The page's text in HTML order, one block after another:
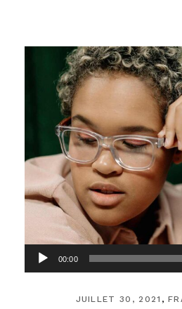
Lecteur
audio
00:00
JUILLET 30, 2021